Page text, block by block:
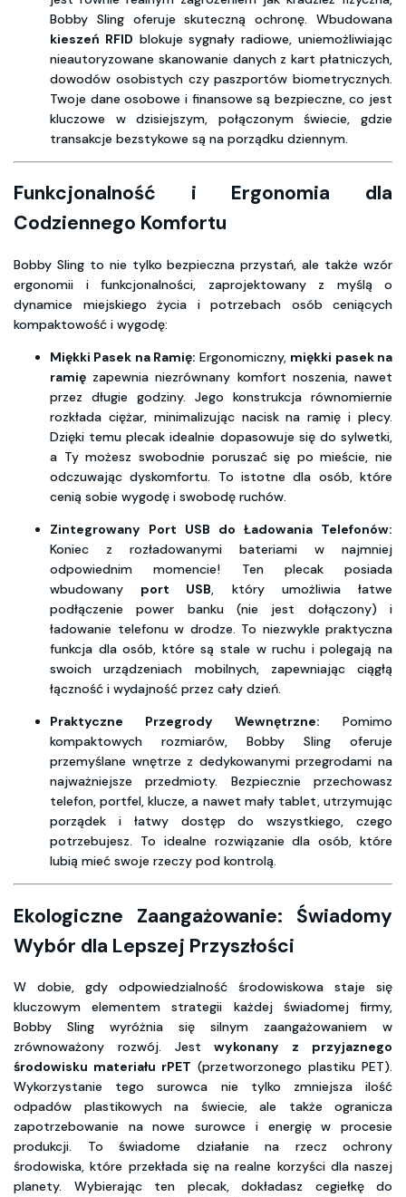
Bobby Sling oferuje skuteczną ochronę. Wbudowana
kieszeń RFID blokuje sygnały radiowe, uniemożliwiając
nieautoryzowane skanowanie danych z kart płatniczych,
dowodów osobistych czy paszportów biometrycznych.
Twoje dane osobowe i finansowe są bezpieczne, co jest
kluczowe w dzisiejszym, połączonym świecie, gdzie
transakcje bezstykowe są na porządku dziennym.
Funkcjonalność i Ergonomia dla
Codziennego Komfortu
Bobby Sling to nie tylko bezpieczna przystań, ale także wzór
ergonomii i funkcjonalności, zaprojektowany z myślą o
dynamice miejskiego życia i potrzebach osób ceniących
kompaktowość i wygodę:
Miękki Pasek na Ramię: Ergonomiczny, miękki pasek na
ramię zapewnia niezrównany komfort noszenia, nawet
przez długie godziny. Jego konstrukcja równomiernie
rozkłada ciężar, minimalizując nacisk na ramię i plecy.
Dzięki temu plecak idealnie dopasowuje się do sylwetki,
a Ty możesz swobodnie poruszać się po mieście, nie
odczuwając dyskomfortu. To istotne dla osób, które
cenią sobie wygodę i swobodę ruchów.
Zintegrowany Port USB do Ładowania Telefonów:
Koniec z rozładowanymi bateriami w najmniej
odpowiednim momencie! Ten plecak posiada
wbudowany port USB, który umożliwia łatwe
podłączenie power banku (nie jest dołączony) i
ładowanie telefonu w drodze. To niezwykle praktyczna
funkcja dla osób, które są stale w ruchu i polegają na
swoich urządzeniach mobilnych, zapewniając ciągłą
łączność i wydajność przez cały dzień.
Praktyczne Przegrody Wewnętrzne: Pomimo
kompaktowych rozmiarów, Bobby Sling oferuje
przemyślane wnętrze z dedykowanymi przegrodami na
najważniejsze przedmioty. Bezpiecznie przechowasz
telefon, portfel, klucze, a nawet mały tablet, utrzymując
porządek i łatwy dostęp do wszystkiego, czego
potrzebujesz. To idealne rozwiązanie dla osób, które
lubią mieć swoje rzeczy pod kontrolą.
Ekologiczne Zaangażowanie: Świadomy
Wybór dla Lepszej Przyszłości
W dobie, gdy odpowiedzialność środowiskowa staje się
kluczowym elementem strategii każdej świadomej firmy,
Bobby Sling wyróżnia się silnym zaangażowaniem w
zrównoważony rozwój. Jestwykonany z przyjaznego
środowisku materiału rPET (przetworzonego plastiku PET).
Wykorzystanie tego surowca nie tylko zmniejsza ilość
odpadów plastikowych na świecie, ale także ogranicza
zapotrzebowanie na nowe surowce i energię w procesie
produkcji. To świadome działanie na rzecz ochrony
środowiska, które przekłada się na realne korzyści dla naszej
planety. Wybierając ten plecak, dokładasz cegiełkę do